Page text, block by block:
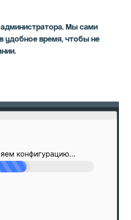
Мы сами
удобное время, чтобы не